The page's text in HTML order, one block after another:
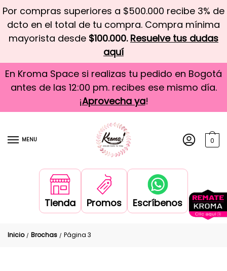
Por compras superiores a $500.000 recibe 3% de
dcto en el total de tu compra. Compra mínima
mayorista desde $100.000. Resuelve tus dudas
aquí
En Kroma Space si realizas tu pedido en Bogotá
antes de las 12:00 pm. recibes ese mismo día.
¡Aprovecha ya!
MENU 0
Tienda Promos Escríbenos
Inicio / Brochas / Página 3